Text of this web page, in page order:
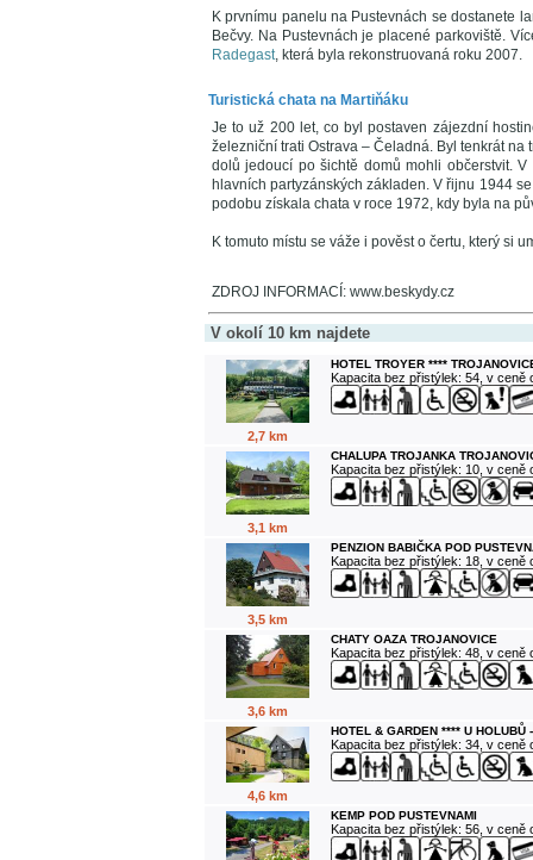
K prvnímu panelu na Pustevnách se dostanete
Bečvy. Na Pustevnách je placené parkoviště.
Radegast, která byla rekonstruovaná roku 2007.
Turistická chata na Martiňáku
Je to už 200 let, co byl postaven zájezdní
železniční trati Ostrava – Čeladná. Byl tenkrát
dolů jedoucí po šichtě domů mohli občerstvit.
hlavních partyzánských základen. V řijnu 1944
podobu získala chata v roce 1972, kdy byla na
K tomuto místu se váže i pověst o čertu, který si
ZDROJ INFORMACÍ: www.beskydy.cz
V okolí 10 km najdete
2,7 km
HOTEL TROYER ****
Kapacita bez přistýlek: 54, v ceně
3,1 km
CHALUPA TROJANKA
Kapacita bez přistýlek: 10, v ceně
3,5 km
PENZION BABIČKA POD
Kapacita bez přistýlek: 18, v ceně
3,6 km
CHATY OAZA TROJANOVICE
Kapacita bez přistýlek: 48, v ceně
4,6 km
HOTEL & GARDEN **** U HOLUBŮ
Kapacita bez přistýlek: 34, v ceně
KEMP POD PUSTEVNAMI
Kapacita bez přistýlek: 56, v ceně